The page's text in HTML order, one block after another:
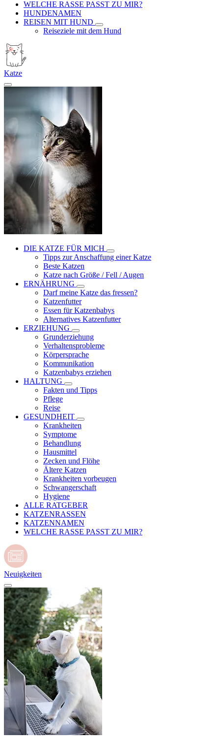
WELCHE RASSE PASST ZU MIR?
HUNDENAMEN
REISEN MIT HUND
Reiseziele mit dem Hund
Katze
DIE KATZE FÜR MICH
Tipps zur Anschaffung einer Katze
Beste Katzen
Katze nach Größe / Fell / Augen
ERNÄHRUNG
Darf meine Katze das fressen?
Katzenfutter
Essen für Katzenbabys
Alternatives Katzenfutter
ERZIEHUNG
Grunderziehung
Verhaltensprobleme
Körpersprache
Kommunikation
Katzenbabys erziehen
HALTUNG
Fakten und Tipps
Pflege
Reise
GESUNDHEIT
Krankheiten
Symptome
Behandlung
Hausmittel
Zecken und Flöhe
Ältere Katzen
Krankheiten vorbeugen
Schwangerschaft
Hygiene
ALLE RATGEBER
KATZENRASSEN
KATZENNAMEN
WELCHE RASSE PASST ZU MIR?
Neuigkeiten